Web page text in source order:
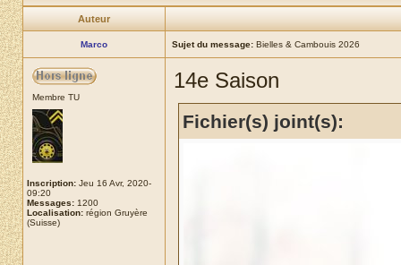
Auteur
Marco Sujet du message: Bielles & Cambouis 2026
Membre TU
Inscription: Jeu 16 Avr, 2020-
09:20
Messages: 1200
Localisation: région Gruyère
(Suisse)
14e Saison
Fichier(s) joint(s):